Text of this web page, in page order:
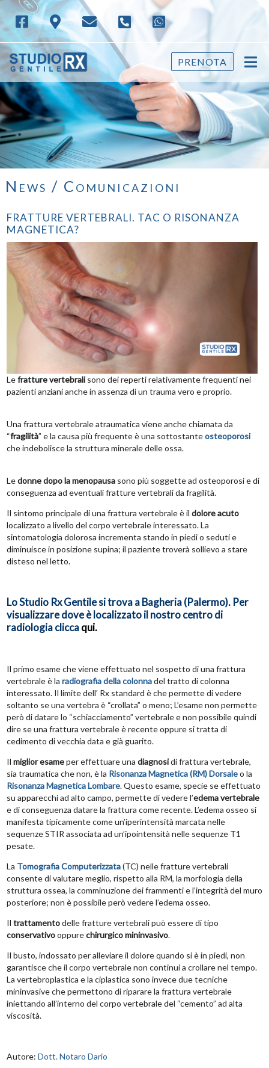
PRENOTA
News / Comunicazioni
FRATTURE VERTEBRALI. TAC O RISONANZA
MAGNETICA?
Lefratture vertebralisono dei reperti relativamente frequenti nei
pazienti anziani anche in assenza di un trauma vero e proprio.
Una frattura vertebrale atraumatica viene anche chiamata da
“fragilità” e la causa più frequente è una sottostanteosteoporosi
che indebolisce la struttura minerale delle ossa.
Ledonne dopo la menopausasono più soggette ad osteoporosi e di
conseguenza ad eventuali fratture vertebrali da fragilità.
Il sintomo principale di una frattura vertebrale è il dolore acuto
localizzato a livello del corpo vertebrale interessato. La
sintomatologia dolorosa incrementa stando in piedi o seduti e
diminuisce in posizione supina; il paziente troverà sollievo a stare
disteso nel letto.
Lo Studio Rx Gentile si trova a Bagheria (Palermo). Per
visualizzare dove è localizzato il nostro centro di
radiologia cliccaqui.
Il primo esame che viene effettuato nel sospetto di una frattura
vertebrale è la radiografia della colonnadel tratto di colonna
interessato. Il limite dell’ Rx standard è che permette di vedere
soltanto se una vertebra è “crollata” o meno; L’esame non permette
però di datare lo “schiacciamento” vertebrale e non possibile quindi
dire se una frattura vertebrale è recente oppure si tratta di
cedimento di vecchia data e già guarito.
Il miglior esameper effettuare una diagnosidi frattura vertebrale,
sia traumatica che non, è la Risonanza Magnetica (RM) Dorsaleo la
Risonanza Magnetica Lombare. Questo esame, specie se effettuato
su apparecchi ad alto campo, permette di vedere l’edema vertebrale
e di conseguenza datare la frattura come recente. L’edema osseo si
manifesta tipicamente come un’iperintensità marcata nelle
sequenze STIR associata ad un’ipointensità nelle sequenze T1
pesate.
La Tomografia Computerizzata(TC) nelle fratture vertebrali
consente di valutare meglio, rispetto alla RM, la morfologia della
struttura ossea, la comminuzione dei frammenti e l’integrità del muro
posteriore; non è possibile però vedere l’edema osseo.
Il trattamentodelle fratture vertebrali può essere di tipo
conservativooppurechirurgico mininvasivo.
Il busto, indossato per alleviare il dolore quando si è in piedi, non
garantisce che il corpo vertebrale non continui a crollare nel tempo.
La vertebroplastica e la ciplastica sono invece due tecniche
mininvasive che permettono di riparare la frattura vertebrale
iniettando all’interno del corpo vertebrale del “cemento” ad alta
viscosità.
Autore: Dott. Notaro Dario